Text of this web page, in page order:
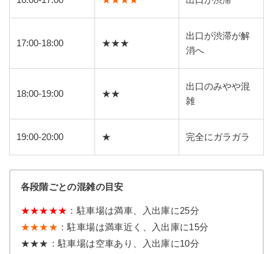
17:00-18:00 ★★★
出口が渋滞が解
消へ
18:00-19:00 ★★
出口のみやや混
雑
19:00-20:00 ★ 完全にガラガラ
各段階ごとの混雑の目安
★★★★★ ：駐車場は満車、入出庫に25分
★★★★ ：駐車場は満車近く、入出庫に15分
★★★：駐車場は空車あり、入出庫に10分